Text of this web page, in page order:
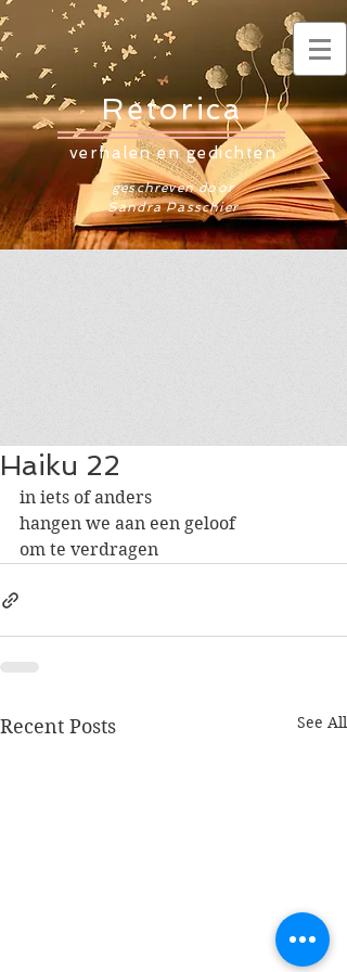
Retorica
verhalen en gedichten
geschreven door
Sandra Passchier
Haiku 22
in iets of anders
hangen we aan een geloof
om te verdragen
Recent Posts See All